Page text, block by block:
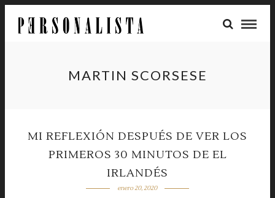
MARTIN SCORSESE
MI REFLEXIÓN DESPUÉS DE VER LOS
PRIMEROS 30 MINUTOS DE EL
IRLANDÉS
enero 20, 2020